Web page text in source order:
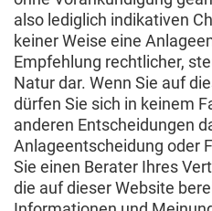
also lediglich indikativen
keiner Weise eine
Empfehlung rechtlicher,
Natur dar. Wenn Sie auf
dürfen Sie sich in keinem
anderen Entscheidungen
Anlageentscheidung oder
Sie einen Berater Ihres
die auf dieser Website